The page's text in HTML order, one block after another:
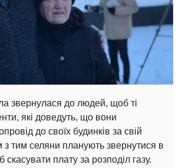
звернулася до людей, щоб ті
які доведуть, що вони
до своїх будинків за свій
з тим селяни планують звернутися в
плату за розподіл газу.